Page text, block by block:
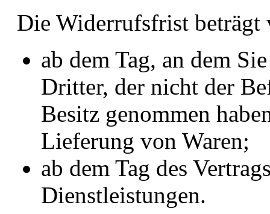
Die Widerrufsfrist beträgt
ab dem Tag, an dem
Dritter, der nicht der
Besitz genommen
Lieferung von Waren;
ab dem Tag des
Dienstleistungen.